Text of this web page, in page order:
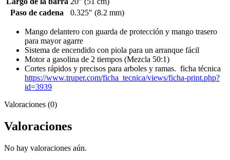
Paso de cadena
0.325″ (8.2 mm)
Mango delantero con guarda de protección y mango trasero
para mayor agarre
Sistema de encendido con piola para un arranque fácil
Motor a gasolina de 2 tiempos (Mezcla 50:1)
Cortes rápidos y precisos para arboles y ramas. ficha técnica
https://www.truper.com/ficha_tecnica/views/ficha-print.php?
id=3939
Valoraciones (0)
Valoraciones
No hay valoraciones aún.